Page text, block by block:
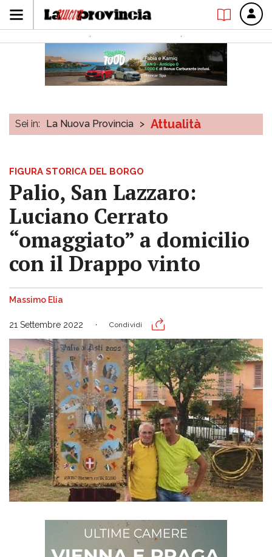
Sei in: La Nuova Provincia > Attualità
FIGURA STORICA DEL BORGO
Palio, San Lazzaro:
Luciano Cerrato
“omaggiato” a domicilio
con il Drappo vinto
Massimo Elia
21 Settembre 2022 Condividi